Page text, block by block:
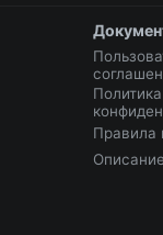
Политика
Правила